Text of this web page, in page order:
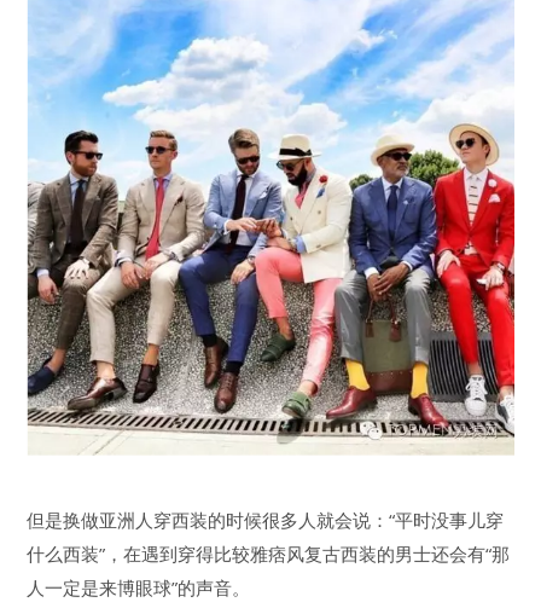
但是换做亚洲人穿西装的时候很多人就会说：“平时没事儿穿
什么西装”，在遇到穿得比较雅痞风复古西装的男士还会有“那
人一定是来博眼球”的声音。